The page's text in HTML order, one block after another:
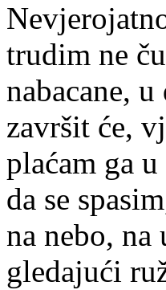
trudim ne
nabacane,
završit će,
plaćam ga
da se
na nebo,
gledajući